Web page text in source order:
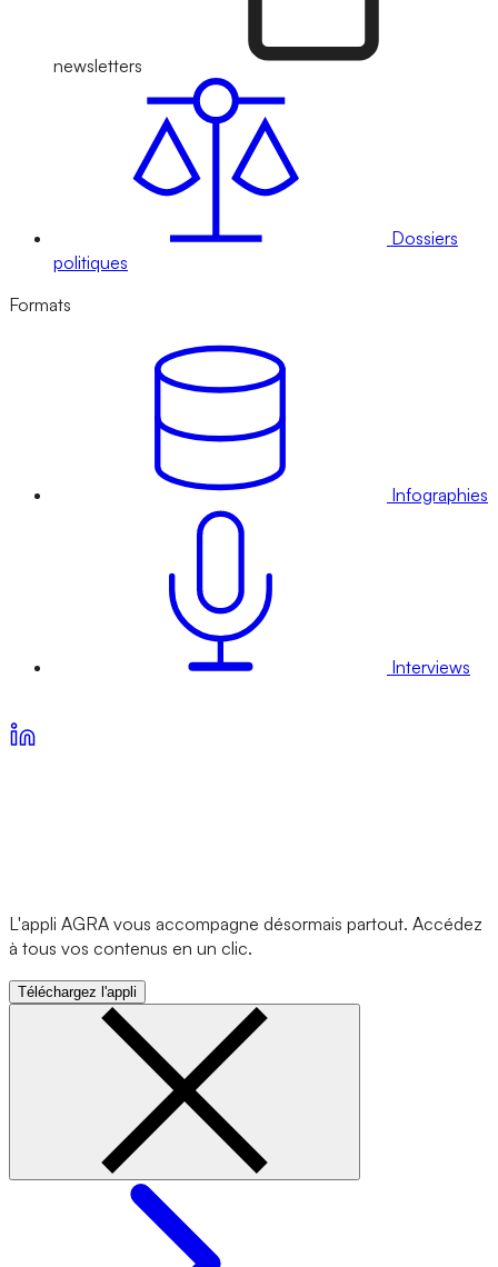
newsletters
Dossiers
politiques
Formats
Infographies
Interviews
L'appli AGRA vous accompagne désormais partout. Accédez
à tous vos contenus en un clic.
Téléchargez l'appli